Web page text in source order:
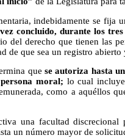
indebidamente se fija
concluido, durante los
del derecho que tienen las
de que sea un registro
que se autoriza hasta
moral; lo cual
como a aquéllos
una facultad discrecional
un número mayor de